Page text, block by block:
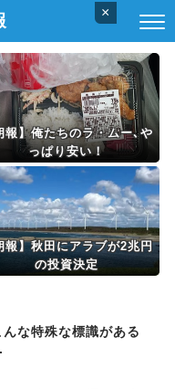
×
報】俺たちのラ・ムー､や
っぱり安い！
報】秋田にアラブが2兆円
の投資決定
な特殊な標識がある